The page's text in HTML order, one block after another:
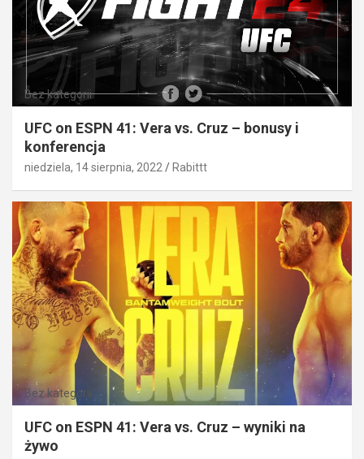
Bez kategorii
UFC on ESPN 41: Vera vs. Cruz – bonusy i
konferencja
niedziela, 14 sierpnia, 2022 Rabittt
Bez kategorii
UFC on ESPN 41: Vera vs. Cruz – wyniki na
żywo